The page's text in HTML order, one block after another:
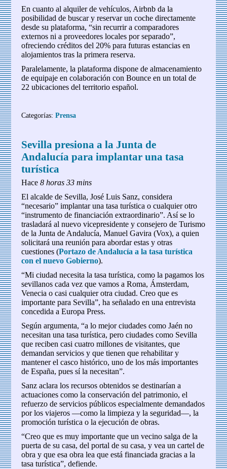
En cuanto al alquiler de vehículos, Airbnb da la
posibilidad de buscar y reservar un coche directamente
desde su plataforma, “sin recurrir a comparadores
externos ni a proveedores locales por separado”,
ofreciendo créditos del 20% para futuras estancias en
alojamientos tras la primera reserva.
Paralelamente, la plataforma dispone de almacenamiento
de equipaje en colaboración con Bounce en un total de
22 ubicaciones del territorio español.
Categorías:Prensa
Sevilla presiona a la Junta de
Andalucía para implantar una tasa
turística
Hace8 horas 33 mins
El alcalde de Sevilla, José Luis Sanz, considera
“necesario” implantar una tasa turística o cualquier otro
“instrumento de financiación extraordinario”. Así se lo
trasladará al nuevo vicepresidente y consejero de Turismo
de la Junta de Andalucía, Manuel Gavira (Vox), a quien
solicitará una reunión para abordar estas y otras
cuestiones (Portazo de Andalucía a la tasa turística
con el nuevo Gobierno).
“Mi ciudad necesita la tasa turística, como la pagamos los
sevillanos cada vez que vamos a Roma, Ámsterdam,
Venecia o casi cualquier otra ciudad. Creo que es
importante para Sevilla”, ha señalado en una entrevista
concedida a Europa Press.
Según argumenta, “a lo mejor ciudades como Jaén no
necesitan una tasa turística, pero ciudades como Sevilla
que reciben casi cuatro millones de visitantes, que
demandan servicios y que tienen que rehabilitar y
mantener el casco histórico, uno de los más importantes
de España, pues sí la necesitan”.
Sanz aclara los recursos obtenidos se destinarían a
actuaciones como la conservación del patrimonio, el
refuerzo de servicios públicos especialmente demandados
por los viajeros —como la limpieza y la seguridad—, la
promoción turística o la ejecución de obras.
“Creo que es muy importante que un vecino salga de la
puerta de su casa, del portal de su casa, y vea un cartel de
obra y que esa obra lea que está financiada gracias a la
tasa turística”, defiende.